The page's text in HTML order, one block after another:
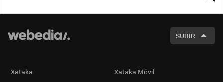
SUBIR
Xataka
Xataka Móvil